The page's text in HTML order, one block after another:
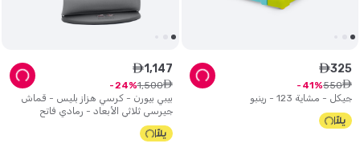
جيكل - مشاية 123 - رينبو
ê325
ê
550
41
بيبي بيورن - كرسي هزاز بليس - قماش
جيرسي ثلاثي الأبعاد - رمادي فاتح
ê1,147
ê
1,500
24